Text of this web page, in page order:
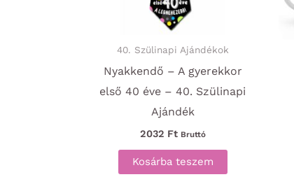
40. Szülinapi Ajándékok
Nyakkendő – A gyerekkor
első 40 éve – 40. Szülinapi
Ajándék
2032 Ft Bruttó
Kosárba teszem